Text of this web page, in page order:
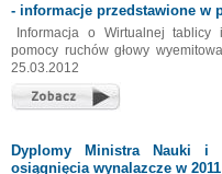
- informacje przedstawione w
Informacja o Wirtualnej
pomocy ruchów głowy
25.03.2012
Dyplomy Ministra Nauki i
osiągnięcia wynalazcze w